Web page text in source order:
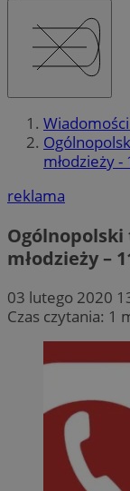
młodzieży -
reklama
młodzieży –
03 lutego 2020
Czas czytania: 1